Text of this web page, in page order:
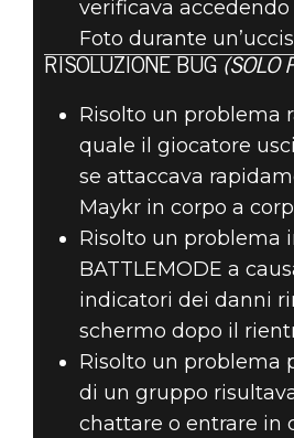
verificava
Foto durante
RISOLUZIONE BUG (SOLO
Risolto un problema
quale il giocatore
se attaccava
Maykr in corpo a
Risolto un problema
BATTLEMODE a
indicatori dei danni
schermo dopo il
Risolto un problema
di un gruppo
chattare o entrare in